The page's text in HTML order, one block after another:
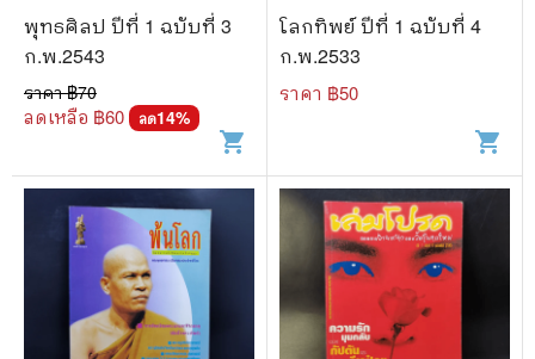
พุทธศิลป ปีที่ 1 ฉบับที่ 3
ก.พ.2543
ราคา ฿70
ลดเหลือ ฿60 ลด14%
shopping_cart
โลกทิพย์ ปีที่ 1 ฉบับที่ 4
ก.พ.2533
ราคา ฿50
shopping_cart